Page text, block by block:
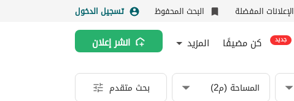
الإعلانات المفضلة البحث المحفوظ تسجيل الدخول
جديد كن مضيفًا المزيد انشر إعلان
المساحة (م2) بحث متقدم